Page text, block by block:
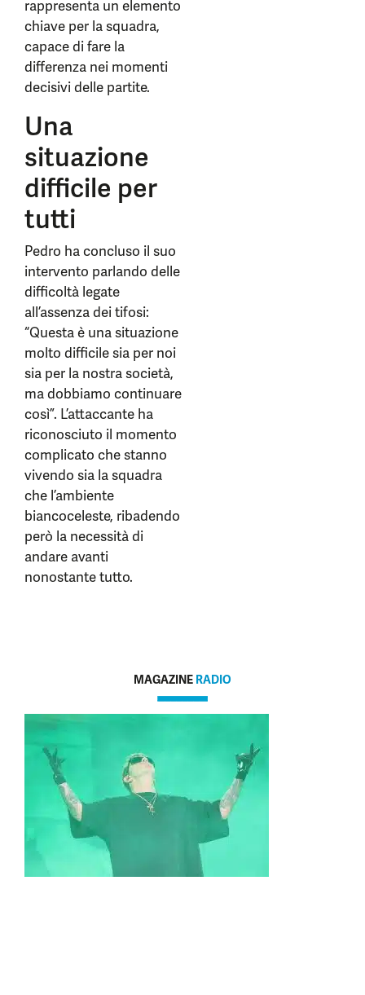
rappresenta un elemento
chiave per la squadra,
capace di fare la
differenza nei momenti
decisivi delle partite.
Una
situazione
difficile per
tutti
Pedro ha concluso il suo
intervento parlando delle
difficoltà legate
all’assenza dei tifosi:
“Questa è una situazione
molto difficile sia per noi
sia per la nostra società,
ma dobbiamo continuare
così”. L’attaccante ha
riconosciuto il momento
complicato che stanno
vivendo sia la squadra
che l’ambiente
biancoceleste, ribadendo
però la necessità di
andare avanti
nonostante tutto.
MAGAZINE RADIO